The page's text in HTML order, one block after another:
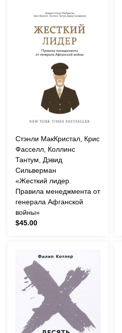
Стэнли МакКристал, Крис
Фасселл, Коллинс
Тантум, Дэвид
Сильверман
«Жесткий лидер.
Правила менеджмента от
генерала Афганской
войны»
$45.00